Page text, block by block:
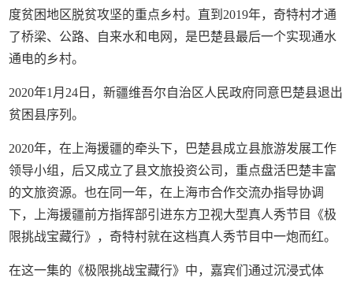
度贫困地区脱贫攻坚的重点乡村。直到2019年，奇特村才通
了桥梁、公路、自来水和电网，是巴楚县最后一个实现通水
通电的乡村。
2020年1月24日，新疆维吾尔自治区人民政府同意巴楚县退出
贫困县序列。
2020年，在上海援疆的牵头下，巴楚县成立县旅游发展工作
领导小组，后又成立了县文旅投资公司，重点盘活巴楚丰富
的文旅资源。也在同一年，在上海市合作交流办指导协调
下，上海援疆前方指挥部引进东方卫视大型真人秀节目《极
限挑战宝藏行》，奇特村就在这档真人秀节目中一炮而红。
在这一集的《极限挑战宝藏行》中，嘉宾们通过沉浸式体